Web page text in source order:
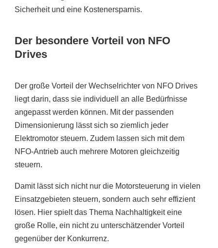
Sicherheit und eine Kostenersparnis.
Der besondere Vorteil von NFO
Drives
Der große Vorteil der Wechselrichter von NFO Drives
liegt darin, dass sie individuell an alle Bedürfnisse
angepasst werden können. Mit der passenden
Dimensionierung lässt sich so ziemlich jeder
Elektromotor steuern. Zudem lassen sich mit dem
NFO-Antrieb auch mehrere Motoren gleichzeitig
steuern.
Damit lässt sich nicht nur die Motorsteuerung in vielen
Einsatzgebieten steuern, sondern auch sehr effizient
lösen. Hier spielt das Thema Nachhaltigkeit eine
große Rolle, ein nicht zu unterschätzender Vorteil
gegenüber der Konkurrenz.